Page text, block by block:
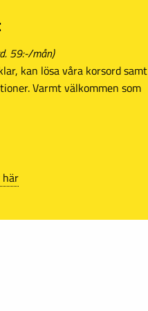
59:-/mån)
kan lösa våra korsord samt
Varmt välkommen som
här